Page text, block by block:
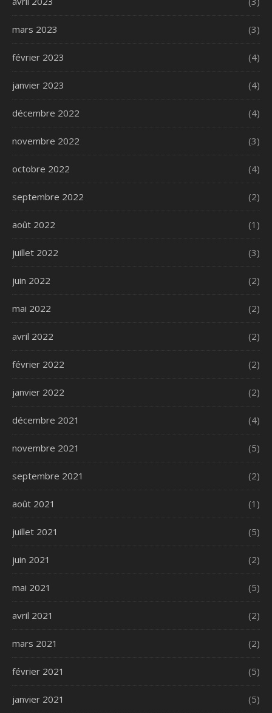
mars 2023 (3)
février 2023 (4)
janvier 2023 (4)
décembre 2022 (4)
novembre 2022 (3)
octobre 2022 (4)
septembre 2022 (2)
août 2022 (1)
juillet 2022 (3)
juin 2022 (2)
mai 2022 (2)
avril 2022 (2)
février 2022 (2)
janvier 2022 (2)
décembre 2021 (4)
novembre 2021 (5)
septembre 2021 (2)
août 2021 (1)
juillet 2021 (5)
juin 2021 (2)
mai 2021 (5)
avril 2021 (2)
mars 2021 (2)
février 2021 (5)
janvier 2021 (5)